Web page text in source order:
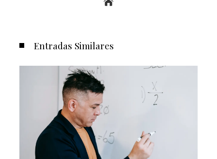
Entradas Similares